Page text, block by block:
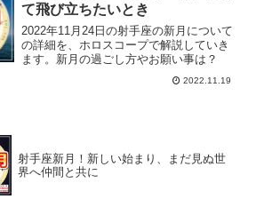
て飛び立ちたいとき
2022年11月24日の射手座の新月について
の詳細を、ホロスコープで解説していき
ます。新月の過ごし方やお願い事は？
2022.11.19
射手座新月！新しい始まり、まだ見ぬ世
界へ仲間と共に